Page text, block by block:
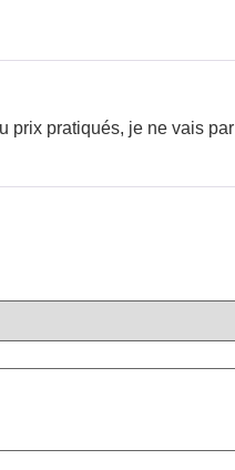
prix pratiqués, je ne vais par